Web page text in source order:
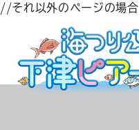
//それ以外のページの場合